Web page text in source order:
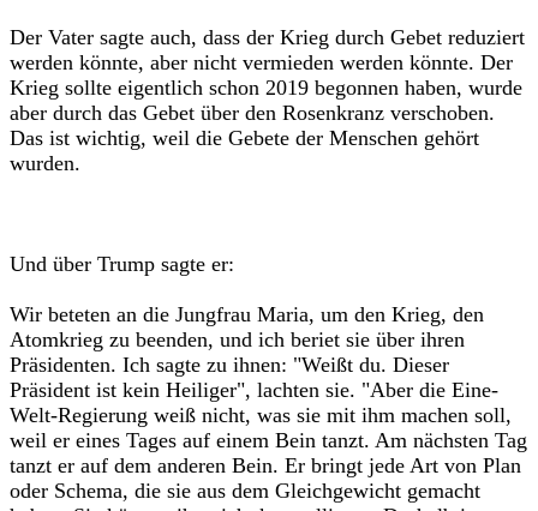
‎Der Vater sagte auch, dass der Krieg durch Gebet reduziert
werden könnte, aber nicht vermieden werden könnte. Der
Krieg sollte eigentlich schon 2019 begonnen haben, wurde
aber durch das Gebet über den Rosenkranz verschoben.
Das ist wichtig, weil die Gebete der Menschen gehört
wurden.‎
‎Und über Trump sagte er:‎
‎Wir beteten an die Jungfrau Maria, um den Krieg, den
Atomkrieg zu beenden, und ich beriet sie über ihren
Präsidenten. Ich sagte zu ihnen: "Weißt du. Dieser
Präsident ist kein Heiliger", lachten sie. "Aber die Eine-
Welt-Regierung weiß nicht, was sie mit ihm machen soll,
weil er eines Tages auf einem Bein tanzt. Am nächsten Tag
tanzt er auf dem anderen Bein. Er bringt jede Art von Plan
oder Schema, die sie aus dem Gleichgewicht gemacht